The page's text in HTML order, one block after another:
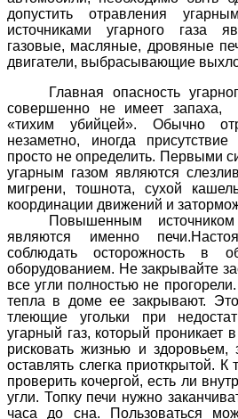
допустить отравления
источниками угарного газа
газовые, масляные, дровяные
двигатели, выбрасывающие
Главная опасность
совершенно не имеет запаха,
«тихим убийцей». Обычно
незаметно, иногда
просто не определить. Первыми
угарным газом являются
мигрени, тошнота, сухой
координации движений и
Повышенным
являются именно печи.
соблюдать осторожность в
оборудованием. Не закрывайте
все угли полностью не прогорели.
тепла в доме ее закрывают.
тлеющие угольки при
угарный газ, который
рисковать жизнью и здоровьем,
оставлять слегка приоткрытой. К
проверить кочергой, есть ли
угли. Топку печи нужно
часа до сна. Пользоваться